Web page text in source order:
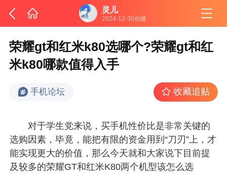
灵儿
2024-12-30创建
荣耀gt和红米k80选哪个?荣耀gt和红
米k80哪款值得入手
手机论坛 收藏追贴
对于学生党来说，买手机性价比是非常关键的
选购因素，毕竟，能把有限的资金用到“刀刃”上，才
能实现更大的价值，那么今天就和大家说下目前提
及较多的荣耀GT和红米K80两个机型该怎么选